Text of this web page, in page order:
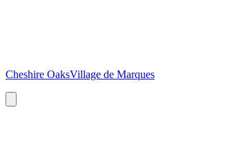
Cheshire OaksVillage de Marques